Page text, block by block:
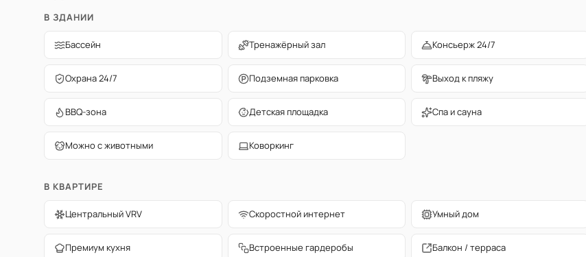
В ЗДАНИИ
Бассейн Тренажёрный зал Консьерж 24/7
Охрана 24/7 Подземная парковка Выход к пляжу
BBQ-зона Детская площадка Спа и сауна
Можно с животными Коворкинг
В КВАРТИРЕ
Центральный VRV Скоростной интернет Умный дом
Премиум кухня Встроенные гардеробы Балкон / терраса